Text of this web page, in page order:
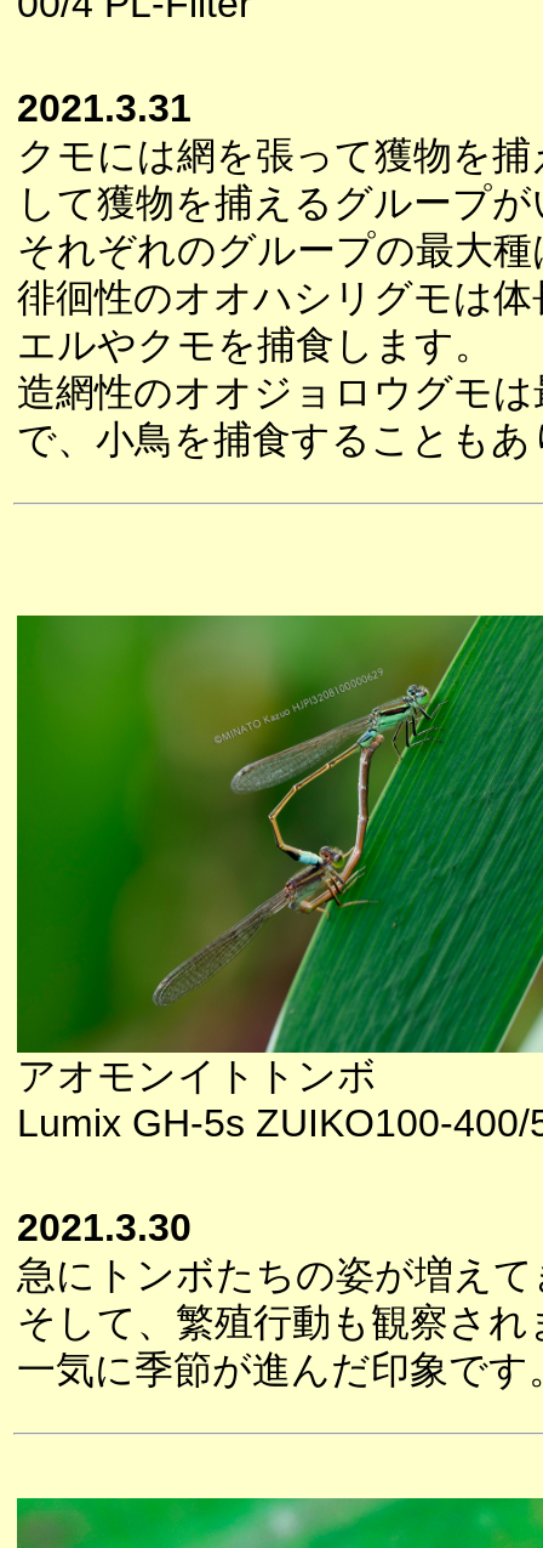
2021.3.31
クモには網を張って獲物を
して獲物を捕えるグループ
それぞれのグループの最大
徘徊性のオオハシリグモは
エルやクモを捕食します。
造網性のオオジョロウグモ
で、小鳥を捕食することも
アオモンイトトンボ
Lumix GH-5s ZUIKO100-400/
2021.3.30
急にトンボたちの姿が増え
そして、繁殖行動も観察され
一気に季節が進んだ印象です